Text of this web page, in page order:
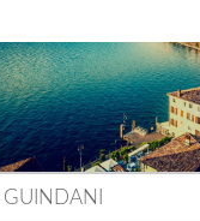
GUINDANI